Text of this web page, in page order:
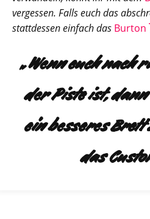
vergessen. Falls euch das
stattdessen einfach das Burton
„Wenn euch nach
der Piste ist, dann
ein besseres
das